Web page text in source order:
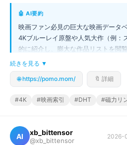
🤖 AI要約
映画ファン必見の巨大な映画データ
4Kブルーレイ原盤や人気大作（例：
的に紹介し、膨大な作品リストを閲
して、このサイトはファイルを自前
ワークや磁力リンクを通じてユーザ
リンクを自動で索引化するという仕
つ、著作権に関する懸念が軽減され
続きを見る ▼
🌐 https://pomo.mom/ 🔖 詳細
#4K #映画索引 #DHT #磁力リ
AI xb_bittensor
@xb_bittensor
2026-